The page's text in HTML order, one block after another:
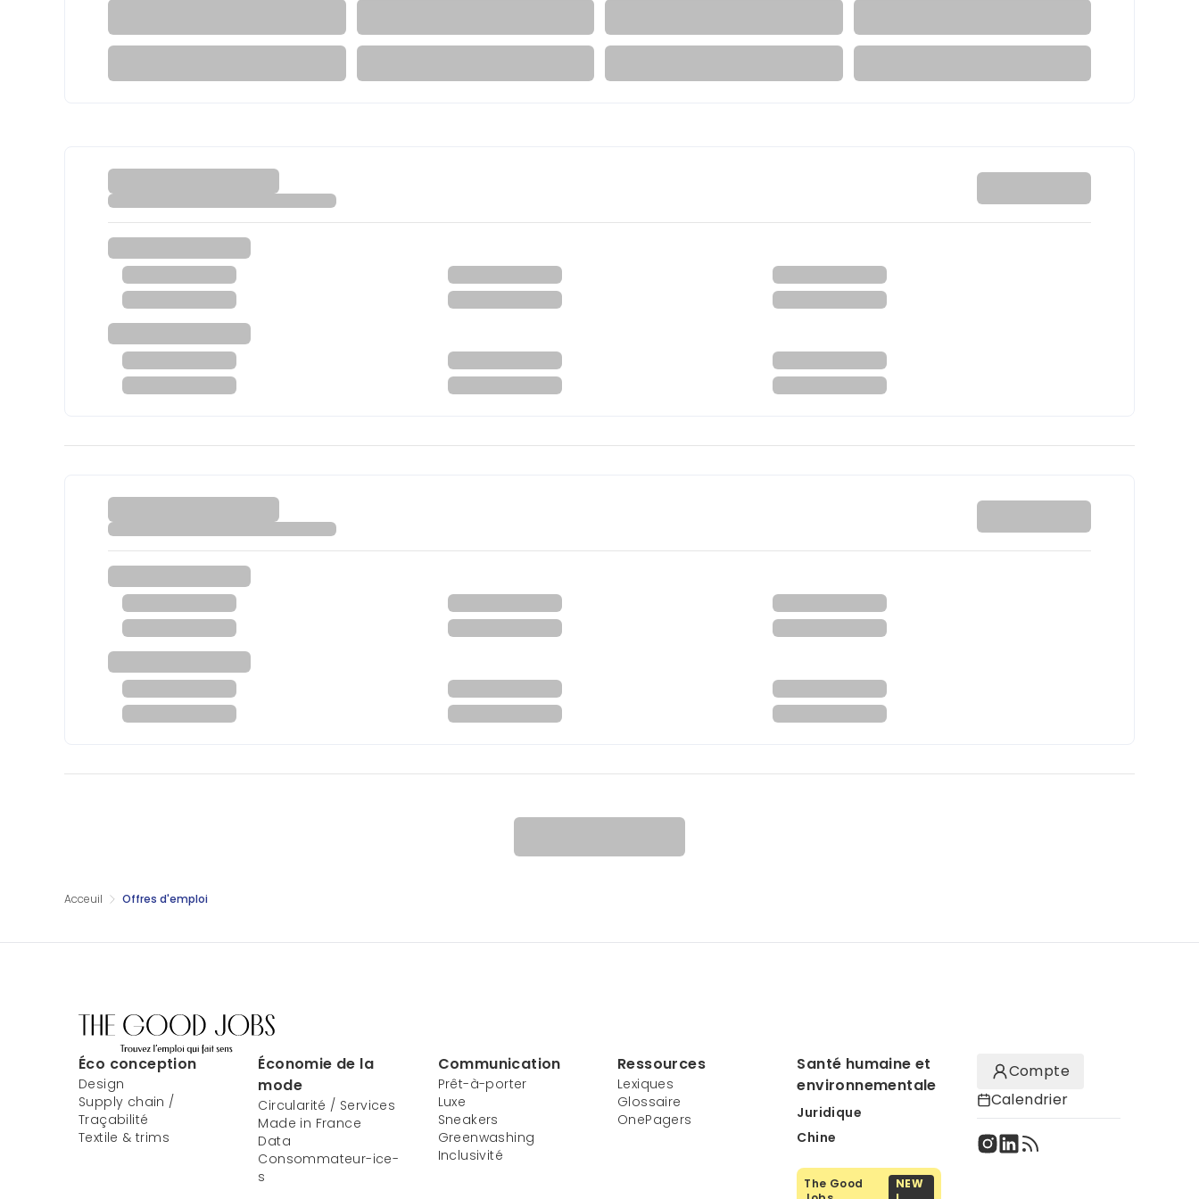
Acceuil Offres d'emploi
Éco conception
Design
Supply chain /
Traçabilité
Textile & trims
Économie de la
mode
Circularité / Services
Made in France
Data
Consommateur-ice-
s
Communication
Prêt-à-porter
Luxe
Sneakers
Greenwashing
Inclusivité
Ressources
Lexiques
Glossaire
OnePagers
Santé humaine et
environnementale
Juridique
Chine
The Good
NEW
Compte
Calendrier